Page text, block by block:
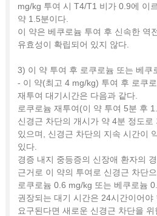
mg/kg 투여 시 T4/T1 비가 0.9에 이
약 1.5분이다.
이 약은 베쿠로늄 투여 후 신속한 역
유효성이 확립되어 있지 않다.
3) 이 약 투여 후 로쿠로늄 또는 베쿠
- 이 약(최고 4 mg/kg) 투여 후 로쿠
재투여 대기시간은 다음과 같다.
로쿠로늄 재투여(이 약 투여 5분 후
신경근 차단의 개시가 약 4분 정도로
있으며, 신경근 차단의 지속 시간이
있다.
경증 내지 중등증의 신장애 환자의
근거로 이 약의 투여로 신경근 차단
로쿠로늄 0.6 mg/kg 또는 베쿠로늄
권장되는 대기 시간은 24시간이어야
요구된다면 새로운 신경근 차단을